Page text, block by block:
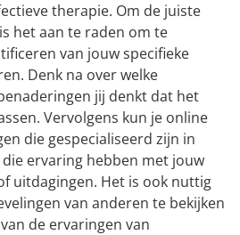
therapie. Om de juiste
het aan te raden om te
van jouw specifieke
Denk na over welke
jij denkt dat het
Vervolgens kun je online
die gespecialiseerd zijn in
ervaring hebben met jouw
uitdagingen. Het is ook nuttig
van anderen te bekijken
de ervaringen van